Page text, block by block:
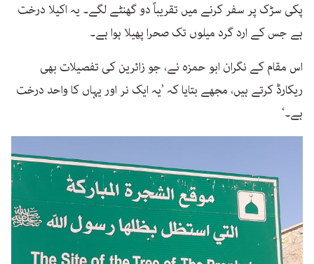
پکی سڑک پر سفر کرنے میں تقریباً دو گھنٹے لگے۔ یہ اکیلا درخت
ہے جس کے ارد گرد میلوں تک صحرا پھیلا ہوا ہے۔
اس مقام کے نگران ابو حمزہ نے، جو زائرین کی تفصیلات بھی
ریکارڈ کرتے ہیں، مجھے بتایا کہ ’یہ ایک نر اور یہاں کا واحد درخت
ہے۔‘